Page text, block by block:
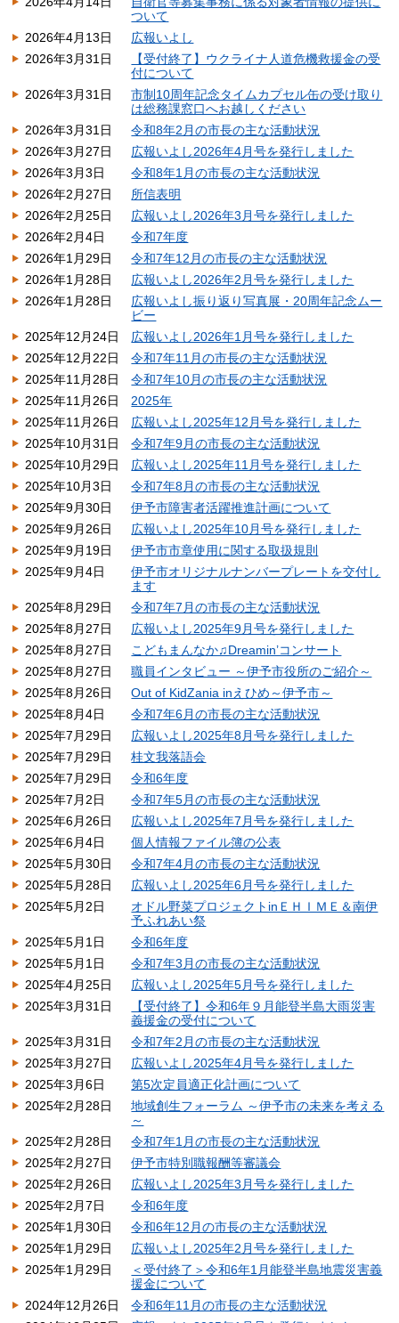
ついて
2026年4月13日
広報いよし
2026年3月31日
【受付終了】ウクライナ人道危機救援金の受
付について
2026年3月31日
市制10周年記念タイムカプセル缶の受け取り
は総務課窓口へお越しください
2026年3月31日
令和8年2月の市長の主な活動状況
2026年3月27日
広報いよし2026年4月号を発行しました
2026年3月3日
令和8年1月の市長の主な活動状況
2026年2月27日
所信表明
2026年2月25日
広報いよし2026年3月号を発行しました
2026年2月4日
令和7年度
2026年1月29日
令和7年12月の市長の主な活動状況
2026年1月28日
広報いよし2026年2月号を発行しました
2026年1月28日
広報いよし振り返り写真展・20周年記念ムー
ビー
2025年12月24日
広報いよし2026年1月号を発行しました
2025年12月22日
令和7年11月の市長の主な活動状況
2025年11月28日
令和7年10月の市長の主な活動状況
2025年11月26日
2025年
2025年11月26日
広報いよし2025年12月号を発行しました
2025年10月31日
令和7年9月の市長の主な活動状況
2025年10月29日
広報いよし2025年11月号を発行しました
2025年10月3日
令和7年8月の市長の主な活動状況
2025年9月30日
伊予市障害者活躍推進計画について
2025年9月26日
広報いよし2025年10月号を発行しました
2025年9月19日
伊予市市章使用に関する取扱規則
2025年9月4日
伊予市オリジナルナンバープレートを交付し
ます
2025年8月29日
令和7年7月の市長の主な活動状況
2025年8月27日
広報いよし2025年9月号を発行しました
2025年8月27日
こどもまんなか♫Dreamin’コンサート
2025年8月27日
職員インタビュー ～伊予市役所のご紹介～
2025年8月26日
Out of KidZania inえひめ～伊予市～
2025年8月4日
令和7年6月の市長の主な活動状況
2025年7月29日
広報いよし2025年8月号を発行しました
2025年7月29日
桂文我落語会
2025年7月29日
令和6年度
2025年7月2日
令和7年5月の市長の主な活動状況
2025年6月26日
広報いよし2025年7月号を発行しました
2025年6月4日
個人情報ファイル簿の公表
2025年5月30日
令和7年4月の市長の主な活動状況
2025年5月28日
広報いよし2025年6月号を発行しました
2025年5月2日
オドル野菜プロジェクトinＥＨＩＭＥ＆南伊
予ふれあい祭
2025年5月1日
令和6年度
2025年5月1日
令和7年3月の市長の主な活動状況
2025年4月25日
広報いよし2025年5月号を発行しました
2025年3月31日
【受付終了】令和6年９月能登半島大雨災害
義援金の受付について
2025年3月31日
令和7年2月の市長の主な活動状況
2025年3月27日
広報いよし2025年4月号を発行しました
2025年3月6日
第5次定員適正化計画について
2025年2月28日
地域創生フォーラム ～伊予市の未来を考える
～
2025年2月28日
令和7年1月の市長の主な活動状況
2025年2月27日
伊予市特別職報酬等審議会
2025年2月26日
広報いよし2025年3月号を発行しました
2025年2月7日
令和6年度
2025年1月30日
令和6年12月の市長の主な活動状況
2025年1月29日
広報いよし2025年2月号を発行しました
2025年1月29日
＜受付終了＞令和6年1月能登半島地震災害義
援金について
2024年12月26日
令和6年11月の市長の主な活動状況